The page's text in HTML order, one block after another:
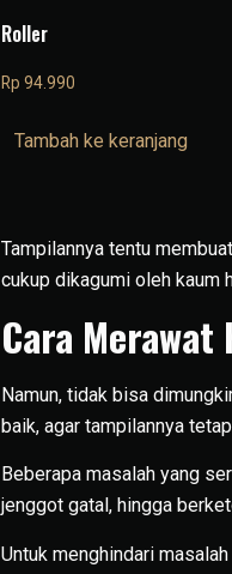
Roller
Rp 94.990
Tambah ke keranjang
Tampilannya tentu
cukup dikagumi oleh kaum
Cara
Namun, tidak bisa
baik, agar tampilannya
Beberapa masalah yang
jenggot gatal, hingga
Untuk menghindari